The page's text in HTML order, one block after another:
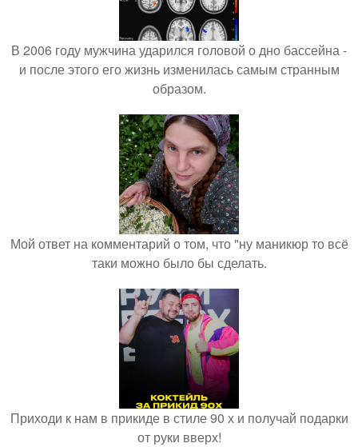
В 2006 году мужчина ударился головой о дно бассейна -
и после этого его жизнь изменилась самым странным
образом.
Мой ответ на комментарий о том, что "ну маникюр то всё
таки можно было бы сделать.
Приходи к нам в прикиде в стиле 90 х и получай подарки
от руки вверх!